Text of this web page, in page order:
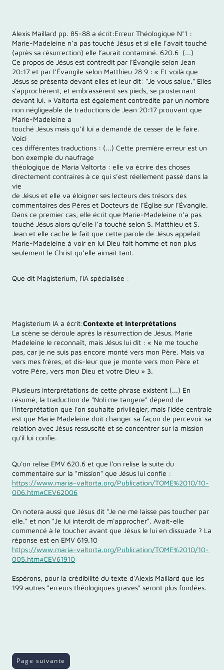
Alexis Maillard pp. 85-88 a écrit:Erreur Théologique N°1 :
Marie-Madeleine n’a pas touché Jésus et si elle l’avait touché
(après sa résurrection) elle l’aurait contaminé. 620.6 (...)
Ce propos de Jésus est contredit par l’Évangile selon Jean
20:17 et par l’Évangile selon Matthieu 28 9 : « Et voilà que
Jésus se présenta devant elles et leur dit: "Je vous salue." Elles
s'approchèrent, et embrassèrent ses pieds, se prosternant
devant lui. » Valtorta est également contredite par un nombre
non négligeable de traductions de Jean 20:17 prouvant que
Marie-Madeleine a
touché Jésus mais qu’il lui a demandé de cesser de le faire.
Voici
ces différentes traductions : (...) Cette première erreur est un
bon exemple du naufrage
théologique de Maria Valtorta : elle va écrire des choses
directement contraires à ce qui s’est réellement passé dans la
vie
de Jésus et elle va éloigner ses lecteurs des trésors des
commentaires des Pères et Docteurs de l’Église sur l’Évangile.
Dans ce premier cas, elle écrit que Marie-Madeleine n’a pas
touché Jésus alors qu’elle l’a touché selon S. Matthieu et S.
Jean et elle cache le fait que cette parole de Jésus appelait
Marie-Madeleine à voir en lui Dieu fait homme et non plus
seulement le Christ qu’elle aimait tant.
Que dit Magisterium, l'IA spécialisée :
Magisterium IA a écrit:Contexte et Interprétations
La scène se déroule après la résurrection de Jésus. Marie
Madeleine le reconnaît, mais Jésus lui dit : « Ne me touche
pas, car je ne suis pas encore monté vers mon Père. Mais va
vers mes frères, et dis-leur que je monte vers mon Père et
votre Père, vers mon Dieu et votre Dieu » 3.
Plusieurs interprétations de cette phrase existent (...) En
résumé, la traduction de "Noli me tangere" dépend de
l'interprétation que l'on souhaite privilégier, mais l'idée centrale
est que Marie Madeleine doit changer sa façon de percevoir sa
relation avec Jésus ressuscité et se concentrer sur la mission
qu'il lui confie.
Qu'on relise EMV 620.6 et que l'on relise la suite du
commentaire sur la "mission" que Jésus lui confie :
https://www.maria-valtorta.org/Publication/TOME%2010/10-
006.htm#CEV62006
On notera aussi que Jésus dit "Je ne me laisse pas toucher par
elle." et non "Je lui interdit de m'approcher". Avait-elle
commencé à le toucher avant que Jésus le lui en dissuade ? La
réponse est en EMV 619.10
https://www.maria-valtorta.org/Publication/TOME%2010/10-
005.htm#CEV61910
Espérons, pour la crédibilité du texte d'Alexis Maillard que les
199 autres "erreurs théologiques graves" seront plus fondées.
Page suivante